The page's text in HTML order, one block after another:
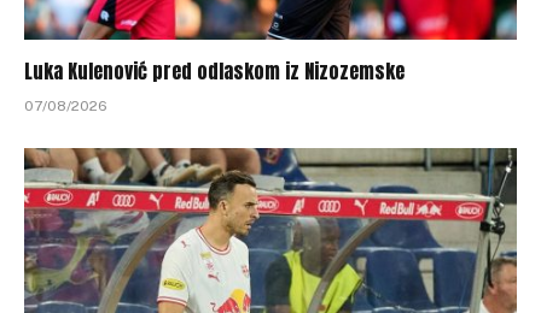
Luka Kulenović pred odlaskom iz Nizozemske
07/08/2026